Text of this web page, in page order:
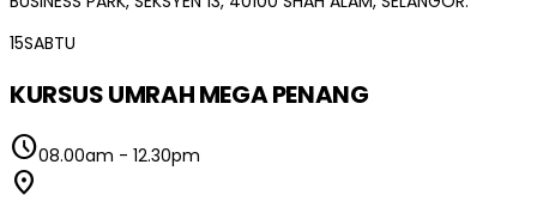
15SABTU
KURSUS UMRAH MEGA PENANG
schedule08.00am - 12.30pm
location_on